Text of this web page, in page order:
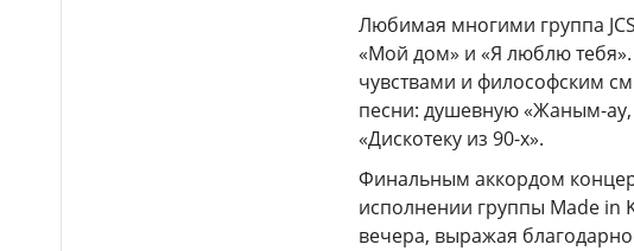
Любимая многими группа
«Мой дом» и «Я люблю
чувствами и философским
песни: душевную «Жаным-ау,
«Дискотеку из 90-х».
Финальным аккордом
исполнении группы Made in
вечера, выражая